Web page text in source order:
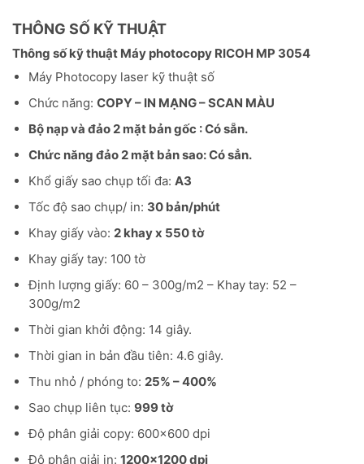
THÔNG SỐ KỸ THUẬT
Thông số kỹ thuật Máy photocopy RICOH MP 3054
Máy Photocopy laser kỹ thuật số
Chức năng: COPY – IN MẠNG – SCAN MÀU
Bộ nạp và đảo 2 mặt bản gốc : Có sẵn.
Chức năng đảo 2 mặt bản sao: Có sẳn.
Khổ giấy sao chụp tối đa: A3
Tốc độ sao chụp/ in: 30 bản/phút
Khay giấy vào: 2 khay x 550 tờ
Khay giấy tay: 100 tờ
Định lượng giấy: 60 – 300g/m2 – Khay tay: 52 –
300g/m2
Thời gian khởi động: 14 giây.
Thời gian in bản đầu tiên: 4.6 giây.
Thu nhỏ / phóng to: 25% – 400%
Sao chụp liên tục: 999 tờ
Độ phân giải copy: 600×600 dpi
Độ phân giải in: 1200×1200 dpi